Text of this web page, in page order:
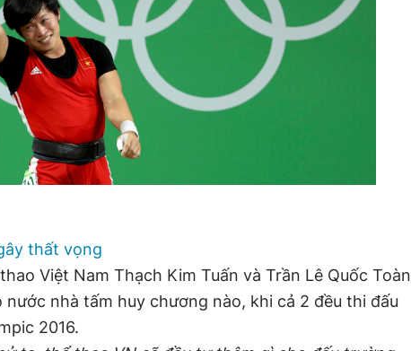
thất vọng
Việt Nam Thạch Kim Tuấn và Trần Lê Quốc Toàn
nước nhà tấm huy chương nào, khi cả 2 đều thi đấu
2016.